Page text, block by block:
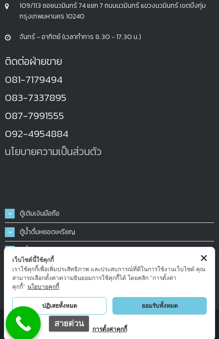
109/113 ซอยนวมินทร์ 74 แยก 7 ถนนนวมินทร์ แขวงนวมินทร์ เขตบึงกุ่ม
กรุงเทพมหานคร 10240
จันทร์ - อาทิตย์ (เวลาทำการ 8.30 - 17.30 น.)
ติดต่อฝ่ายขาย
081-7179494
083-7337895
087-7991555
092-4954884
นโยบายความเป็นส่วนตัว
ตู้เติมเงินมือถือ
ตู้น้ำดื่มหยอดเหรียญ
ตู้ฉีดน้ำ-ฉีดโฟมล้างรถหยอดเหรียญ
เครื่องซักผ้าหยอดเหรียญ
http://www.freshinter.co.th
Copyright © 2026FRESH INTER
สายด่วน
เว็บไซต์นี้ใช้คุกกี้
เราใช้คุกกี้เพื่อเพิ่มประสิทธิภาพ และประสบการณ์ที่ดีในการใช้งานเว็บไซต์ คุณ
สามารถเลือกตั้งค่าความยินยอมการใช้คุกกี้ได้ โดยคลิก "การตั้งค่า
คุกกี้" นโยบายคุกกี้
ปฏิเสธทั้งหมด ยอมรับทั้งหมด
การตั้งค่าคุกกี้